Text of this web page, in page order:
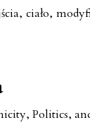
, ciało,
Politics,